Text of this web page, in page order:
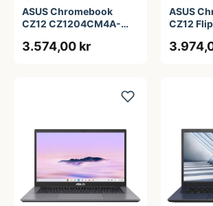
ASUS Chromebook
CZ12 CZ1204CM4A-
MediaTek Kompanio 540
3.574,00 kr
ASUS
CZ12